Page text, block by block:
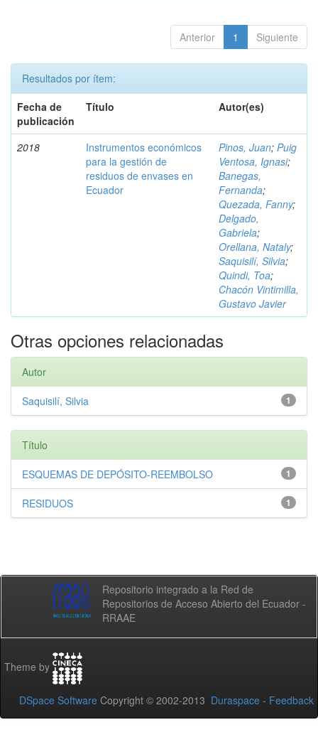
Anterior 1 Siguiente
Resultados por ítem:
Fecha de
publicación
Título Autor(es)
2018
Instrumentos económicos
para la gestión de
residuos de envases en
Ecuador
Pinos, Juan; Puig
Ventosa, Ignasi;
Banegas,
Fernanda;
Quezada, Fanny;
Delgado,
Gabriela;
Orellana, Nataly;
Saquisilí, Silvia;
Quindi, Toa;
Chacón Vintimilla,
Gustavo Javier
Otras opciones relacionadas
Autor
1
Saquisilí, Silvia
Título
1
ESQUEMAS DE DEPÓSITO-REEMBOLSO
1
RESIDUOS
Repositorio integrado a la Red de
Repositorios de Acceso Abierto del Ecuador -
RRAAE
Theme by
DSpace Software Copyright © 2002-2013 Duraspace - Feedback